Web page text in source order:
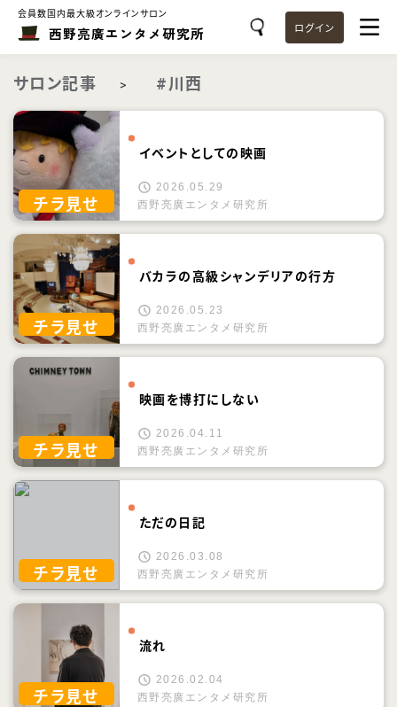
会員数国内最大級オンラインサロン
西野亮廣エンタメ研究所 ログイン
サロン記事 > #川西
チラ見せ
イベントとしての映画
2026.05.29
西野亮廣エンタメ研究所
チラ見せ
バカラの高級シャンデリアの行方
2026.05.23
西野亮廣エンタメ研究所
チラ見せ
映画を博打にしない
2026.04.11
西野亮廣エンタメ研究所
チラ見せ
ただの日記
2026.03.08
西野亮廣エンタメ研究所
チラ見せ
流れ
2026.02.04
西野亮廣エンタメ研究所